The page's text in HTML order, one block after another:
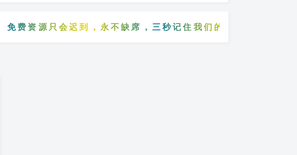
免费资源只会迟到，永不缺席，三秒记住我们的网站：